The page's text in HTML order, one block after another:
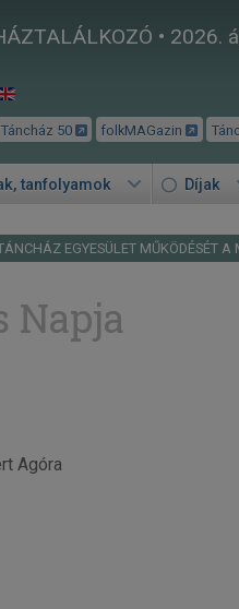
• 2026.
Táncház 50 folkMAGazin
tanfolyamok Díjak
EGYESÜLET MŰKÖDÉSÉT
Napja
Agóra